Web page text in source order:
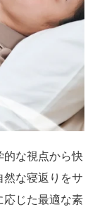
的な視点から快
な寝返りをサ
応じた最適な素